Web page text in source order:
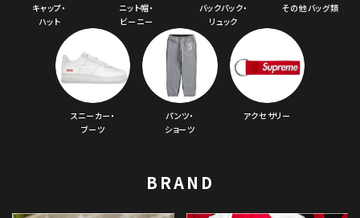
キャップ・
ハット
ニット帽・
ビーニー
バックパック・
リュック
その他バッグ類
スニーカー・
ブーツ
パンツ・
ショーツ
アクセサリー
BRAND